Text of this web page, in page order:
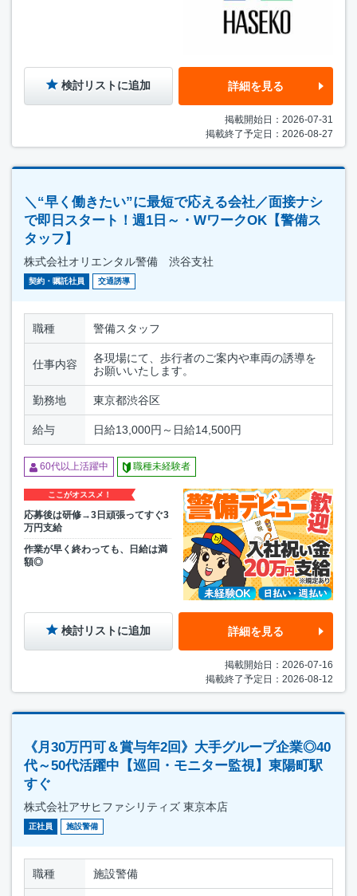
検討リストに追加 詳細を見る
掲載開始日：2026-07-31
掲載終了予定日：2026-08-27
＼“早く働きたい”に最短で応える会社／面接ナシ
で即日スタート！週1日～・WワークOK【警備ス
タッフ】
株式会社オリエンタル警備 渋谷支社
契約・嘱託社員 交通誘導
職種 警備スタッフ
仕事内容
各現場にて、歩行者のご案内や車両の誘導を
お願いいたします。
勤務地 東京都渋谷区
給与 日給13,000円～日給14,500円
60代以上活躍中 職種未経験者
ここがオススメ！
応募後は研修→3日頑張ってすぐ3
万円支給
作業が早く終わっても、日給は満
額◎
検討リストに追加 詳細を見る
掲載開始日：2026-07-16
掲載終了予定日：2026-08-12
《月30万円可＆賞与年2回》大手グループ企業◎40
代～50代活躍中【巡回・モニター監視】東陽町駅
すぐ
株式会社アサヒファシリティズ 東京本店
正社員 施設警備
職種 施設警備